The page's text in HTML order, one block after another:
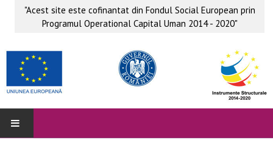
"Acest site este cofinantat din Fondul Social European prin
Programul Operational Capital Uman 2014 - 2020"